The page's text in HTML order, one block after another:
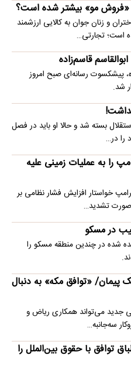
«فروش مو» بیشتر شده است؟
و زنان جوان به کالایی ارزشمند
است؛ تجارتی…
قاسم‌زاده
پیشکسوت رسانه‌ای صبح امروز
بسته شد و حالا او باید در فصل
را در…
را به عملیات زمینی علیه
خواستار افزایش فشار نظامی بر
صورت تشدید…
در مسکو
شده در چندین منطقه مسکو را
پیمان/ «توافق مکه» به دنبال
جدید می‌تواند همکاری ریاض و
سه‌جانبه…
توافق با حقوق بین‌الملل را